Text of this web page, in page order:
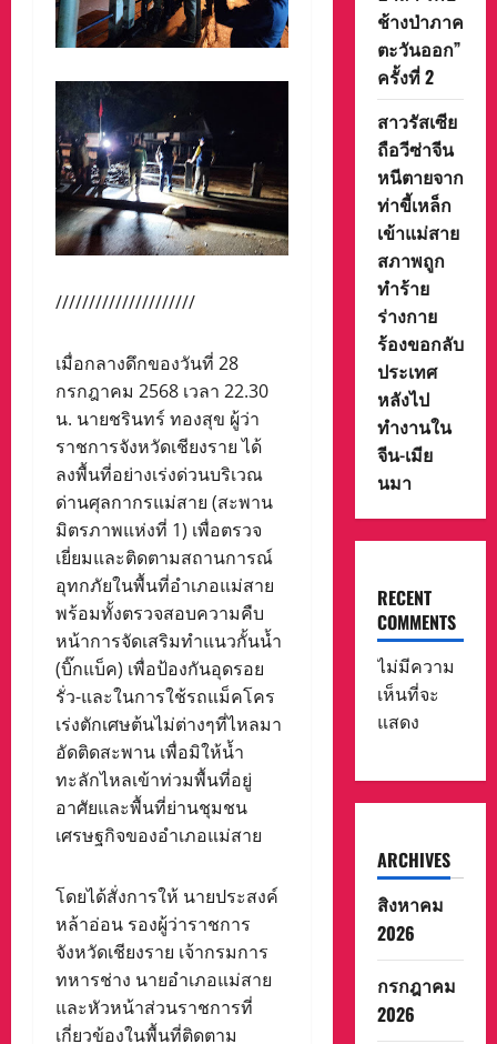
/////////////////////
เมื่อกลางดึกของวันที่ 28
กรกฎาคม 2568 เวลา 22.30
น. นายชรินทร์ ทองสุข ผู้ว่า
ราชการจังหวัดเชียงราย ได้
ลงพื้นที่อย่างเร่งด่วนบริเวณ
ด่านศุลกากรแม่สาย (สะพาน
มิตรภาพแห่งที่ 1) เพื่อตรวจ
เยี่ยมและติดตามสถานการณ์
อุทกภัยในพื้นที่อำเภอแม่สาย
พร้อมทั้งตรวจสอบความคืบ
หน้าการจัดเสริมทำแนวกั้นน้ำ
(บิ๊กแบ็ค) เพื่อป้องกันอุดรอย
รั่ว-และในการใช้รถแม็คโคร
เร่งตักเศษต้นไม่ต่างๆที่ไหลมา
อัดติดสะพาน เพื่อมิให้น้ำ
ทะลักไหลเข้าท่วมพื้นที่อยู่
อาศัยและพื้นที่ย่านชุมชน
เศรษฐกิจของอำเภอแม่สาย
โดยได้สั่งการให้ นายประสงค์
หล้าอ่อน รองผู้ว่าราชการ
จังหวัดเชียงราย เจ้ากรมการ
ทหารช่าง นายอำเภอแม่สาย
และหัวหน้าส่วนราชการที่
เกี่ยวข้องในพื้นที่ติดตาม
ช้างป่าภาค
ตะวันออก”
ครั้งที่ 2
สาวรัสเซีย
ถือวีซ่าจีน
หนีตายจาก
ท่าขี้เหล็ก
เข้าแม่สาย
สภาพถูก
ทำร้าย
ร่างกาย
ร้องขอกลับ
ประเทศ
หลังไป
ทำงานใน
จีน-เมีย
นมา
RECENT
COMMENTS
ไม่มีความ
เห็นที่จะ
แสดง
ARCHIVES
สิงหาคม
2026
กรกฎาคม
2026